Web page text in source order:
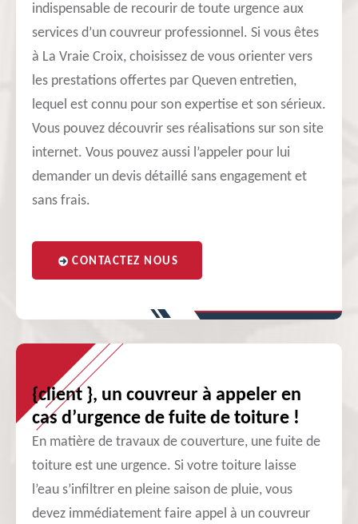
indispensable de recourir de toute urgence aux
services d’un couvreur professionnel. Si vous êtes
à La Vraie Croix, choisissez de vous orienter vers
les prestations offertes par Queven entretien,
lequel est connu pour son expertise et son sérieux.
Vous pouvez découvrir ses réalisations sur son site
internet. Vous pouvez aussi l’appeler pour lui
demander un devis détaillé sans engagement et
sans frais.
CONTACTEZ NOUS
{client }, un couvreur à appeler en
cas d’urgence de fuite de toiture !
En matière de travaux de couverture, une fuite de
toiture est une urgence. Si votre toiture laisse
l’eau s’infiltrer en pleine saison de pluie, vous
devez immédiatement faire appel à un couvreur